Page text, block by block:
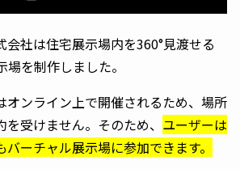
会社は住宅展示場内を360°見渡せる
を制作しました。
オンライン上で開催されるため、場所
受けません。そのため、 ユーザーは
ーチャル展示場に参加できます。